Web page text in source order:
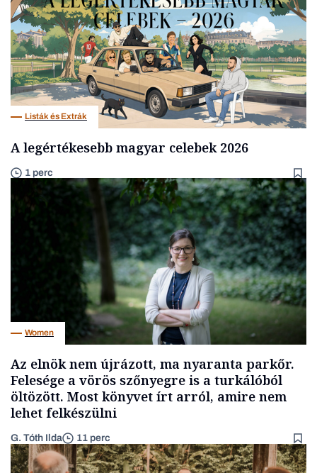
Listák és Extrák
A legértékesebb magyar celebek 2026
1 perc
Women
Az elnök nem újrázott, ma nyaranta parkőr.
Felesége a vörös szőnyegre is a turkálóból
öltözött. Most könyvet írt arról, amire nem
lehet felkészülni
G. Tóth Ilda 11 perc